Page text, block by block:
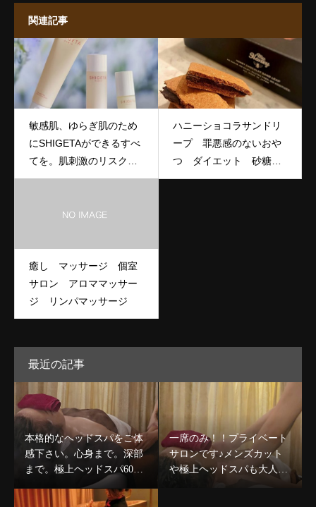
関連記事
敏感肌、ゆらぎ肌のため
にSHIGETAができるすべ
てを。肌刺激のリスクを
減らし、どこまでも肌に
目や、生活環境が変化し
分の肌が好きになる心地
よさを感じて。保存料フ
リー。 温の変化といった
環境的ストレス、そして
仕事、人間関係などから
す。また、ゆきすぎた抗
菌＆除菌ケアも、肌を保
護する役割を持つ肌常在
菌を減らしてしまうた
め、刺激を引き起こしが
ちなのだとか。さらに、
化粧品のほどんどに使用
されている保存料も、肌
ハニーショコラサンドリ
ープ 罪悪感のないおや
つ ダイエット 砂糖不
使用
癒し マッサージ 個室
サロン アロママッサー
ジ リンパマッサージ
最近の記事
本格的なヘッドスパをご体
感下さい。心身まで。深部
まで。極上ヘッドスパ60分
コース￥8,980〜デコルテケ
ア込のコースも人気★
一席のみ！！プライベート
サロンです♪メンズカット
や極上ヘッドスパも大人気